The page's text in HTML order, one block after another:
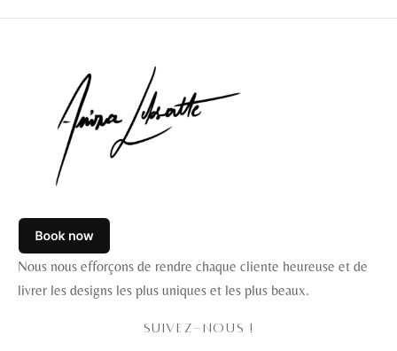
Nous nous efforçons de rendre chaque cliente heureuse et de
livrer les designs les plus uniques et les plus beaux.
SUIVEZ-NOUS !